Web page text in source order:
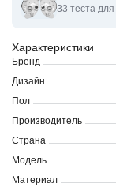
Оправы для очков
Характеристики
Бренд
Дизайн
Пол
Производитель
Страна
Модель
Материал
33 теста